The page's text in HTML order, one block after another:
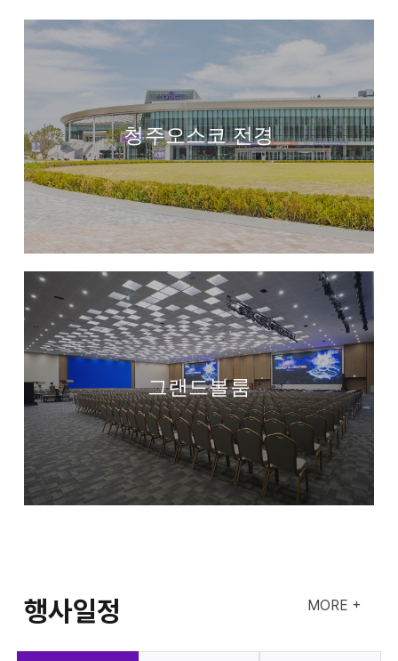
청주오스코 전경
그랜드볼룸
행사일정 MORE +